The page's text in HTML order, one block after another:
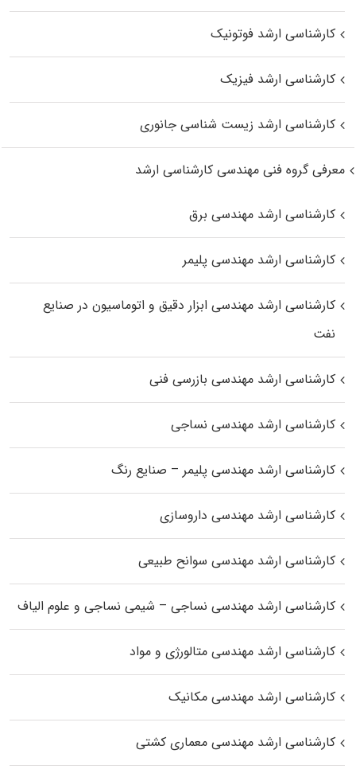
کارشناسی ارشد فوتونیک
کارشناسی ارشد فیزیک
کارشناسی ارشد زیست‌ شناسی جانوری
معرفی گروه فنی مهندسی کارشناسی ارشد
کارشناسی ارشد مهندسی برق
کارشناسی ارشد مهندسی پلیمر
کارشناسی ارشد مهندسی ابزار دقیق و اتوماسیون در صنایع
نفت
کارشناسی ارشد مهندسی بازرسی فنی
کارشناسی ارشد مهندسی نساجی
کارشناسی ارشد مهندسی پلیمر – صنایع رنگ
کارشناسی ارشد مهندسی داروسازی
کارشناسی ارشد مهندسی سوانح طبیعی
کارشناسی ارشد مهندسی نساجی – شیمی نساجی و علوم الیاف
کارشناسی ارشد مهندسی متالورژی و مواد
کارشناسی ارشد مهندسی مکانیک
کارشناسی ارشد مهندسی معماری کشتی